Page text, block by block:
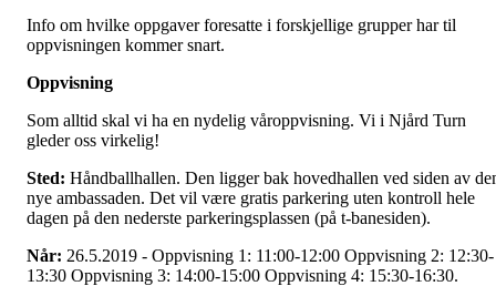
Info om hvilke oppgaver foresatte i forskjellige grupper har til
oppvisningen kommer snart.
Oppvisning
Som alltid skal vi ha en nydelig våroppvisning. Vi i Njård Turn
gleder oss virkelig!
Sted: Håndballhallen. Den ligger bak hovedhallen ved siden av
nye ambassaden. Det vil være gratis parkering uten kontroll hele
dagen på den nederste parkeringsplassen (på t-banesiden).
Når: 26.5.2019 - Oppvisning 1: 11:00-12:00 Oppvisning 2: 12:30-
13:30 Oppvisning 3: 14:00-15:00 Oppvisning 4: 15:30-16:30.